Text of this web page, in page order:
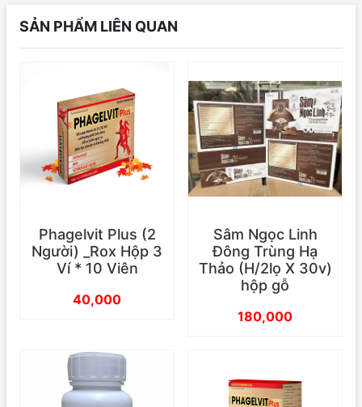
SẢN PHẨM LIÊN QUAN
Phagelvit Plus (2
Người) _Rox Hộp 3
Ví * 10 Viên
40,000
Sâm Ngọc Linh
Đông Trùng Hạ
Thảo (H/2lọ X 30v)
hộp gỗ
180,000